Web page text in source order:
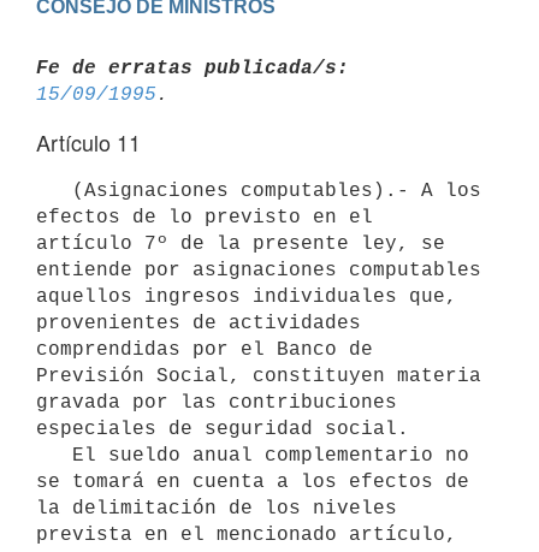
Fe de erratas publicada/s:
15/09/1995
Artículo 11
efectos de lo previsto en el
artículo 7º de la presente ley, se
entiende por asignaciones computables
aquellos ingresos individuales que,
provenientes de actividades
comprendidas por el Banco de
Previsión Social, constituyen materia
gravada por las contribuciones
especiales de seguridad social.
se tomará en cuenta a los efectos de
la delimitación de los niveles
prevista en el mencionado artículo,